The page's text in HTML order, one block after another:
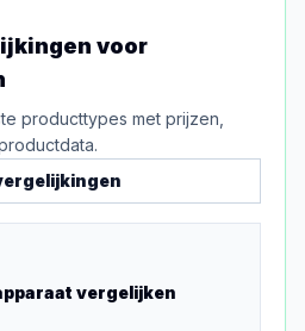
voor
producttypes met prijzen,
vergelijken